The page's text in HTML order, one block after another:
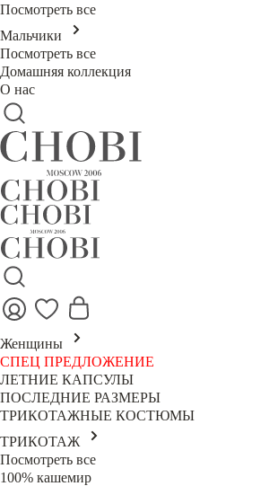
Посмотреть все
Мальчики
Посмотреть все
Домашняя коллекция
О нас
Женщины
СПЕЦ ПРЕДЛОЖЕНИЕ
ЛЕТНИЕ КАПСУЛЫ
ПОСЛЕДНИЕ РАЗМЕРЫ
ТРИКОТАЖНЫЕ КОСТЮМЫ
ТРИКОТАЖ
Посмотреть все
100% кашемир